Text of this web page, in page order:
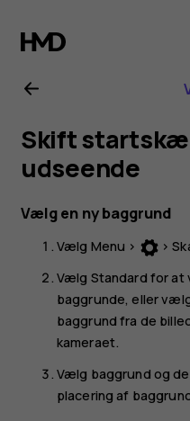
til
Nokia
110
(2019)
Skift
udseende
Vælg en ny baggrund
Vælg Menu > >
Vælg Standard for at
baggrunde, eller
baggrund fra de
kameraet.
Vælg baggrund og
placering af